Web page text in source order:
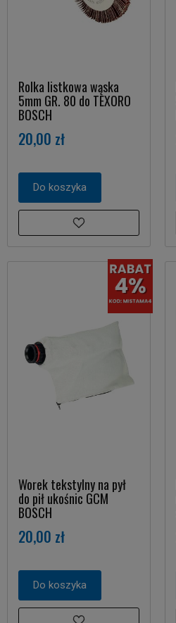
Rolka listkowa wąska
5mm GR. 80 do TEXORO
BOSCH
20,00 zł
Do koszyka
Worek tekstylny na pył
do pił ukośnic GCM
BOSCH
20,00 zł
Do koszyka